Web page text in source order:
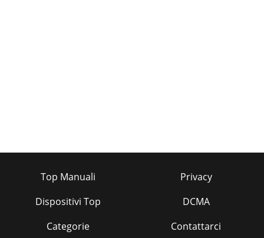
Top Manuali
Dispositivi Top
Categorie
Privacy
DCMA
Contattarci